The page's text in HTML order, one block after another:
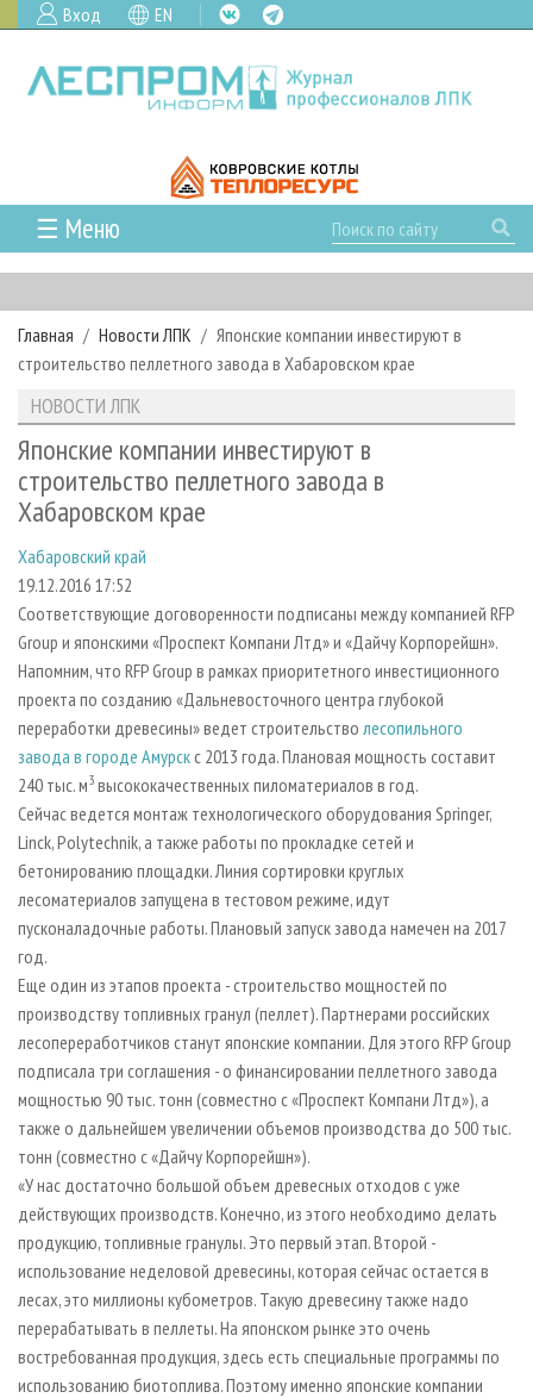
Вход EN
☰ Меню
ГЛАВНАЯ
РУБРИКИ И ТЕМЫ
РУБРИКИ ЖУРНАЛА
ЛЕСОЗАГОТОВКА
ЛЕСОПИЛЕНИЕ
ДЕРЕВООБРАБОТКА
СУШКА ДРЕВЕСИНЫ
ПРОИЗВОДСТВО ДРЕВЕСНЫХ ПЛИТ
ДЕРЕВЯННОЕ ДОМОСТРОЕНИЕ
ПРОИЗВОДСТВО МЕБЕЛИ
БИОЭНЕРГЕТИКА
ЦБП
ИНСТРУМЕНТ И МАТЕРИАЛЫ
НОВОСТИ
НОВОСТИ ЛПК
НОВОСТИ ЖУРНАЛА
НОВОСТИ КОМПАНИЙ
ПРОЕКТЫ ЛПИ
АНАЛИТИКА
ПРЕДПРИЯТИЯ ЛПК
ЛЕСНЫЕ РЕГИОНЫ РОССИИ
ПЕРСОНЫ
МОБИЛЬНЫЕ ВЫСТАВКИ
ОФИЦИАЛЬНЫЕ ДЕЛЕГАЦИИ
ПРИОРИТЕТНЫЕ ИНВЕСТПРОЕКТЫ
RUSSIAN FORESTRY REVIEW
ГАЗЕТА ЛЕСПРОМФОРУМ
БИБЛИОТЕКА СПЕЦИАЛИСТА
АРХИВ ЖУРНАЛОВ
СТАТЬИ
О ЖУРНАЛЕ
ПОДПИСКА
КОНТАКТЫ
РЕКЛАМОДАТЕЛЯМ
РЕКЛАМА
РЕКЛАМА НА САЙТЕ
Главная Новости ЛПК
Японские компании инвестируют в
строительство пеллетного завода в Хабаровском крае
НОВОСТИ ЛПК
Японские компании инвестируют в
строительство пеллетного завода в
Хабаровском крае
Хабаровский край
19.12.2016 17:52
Соответствующие договоренности подписаны между компанией RFP
Group и японскими «Проспект Компани Лтд» и «Дайчу Корпорейшн».
Напомним, что RFP Group в рамках приоритетного инвестиционного
проекта по созданию «Дальневосточного центра глубокой
переработки древесины» ведет строительство лесопильного
завода в городе Амурск с 2013 года. Плановая мощность составит
240 тыс. м3 высококачественных пиломатериалов в год.
Сейчас ведется монтаж технологического оборудования Springer,
Linck, Polytechnik, а также работы по прокладке сетей и
бетонированию площадки. Линия сортировки круглых
лесоматериалов запущена в тестовом режиме, идут
пусконаладочные работы. Плановый запуск завода намечен на 2017
год.
Еще один из этапов проекта - строительство мощностей по
производству топливных гранул (пеллет). Партнерами российских
лесопереработчиков станут японские компании. Для этого RFP Group
подписала три соглашения - о финансировании пеллетного завода
мощностью 90 тыс. тонн (совместно с «Проспект Компани Лтд»), а
также о дальнейшем увеличении объемов производства до 500 тыс.
тонн (совместно с «Дайчу Корпорейшн»).
«У нас достаточно большой объем древесных отходов с уже
действующих производств. Конечно, из этого необходимо делать
продукцию, топливные гранулы. Это первый этап. Второй -
использование неделовой древесины, которая сейчас остается в
лесах, это миллионы кубометров. Такую древесину также надо
перерабатывать в пеллеты. На японском рынке это очень
востребованная продукция, здесь есть специальные программы по
использованию биотоплива. Поэтому именно японские компании